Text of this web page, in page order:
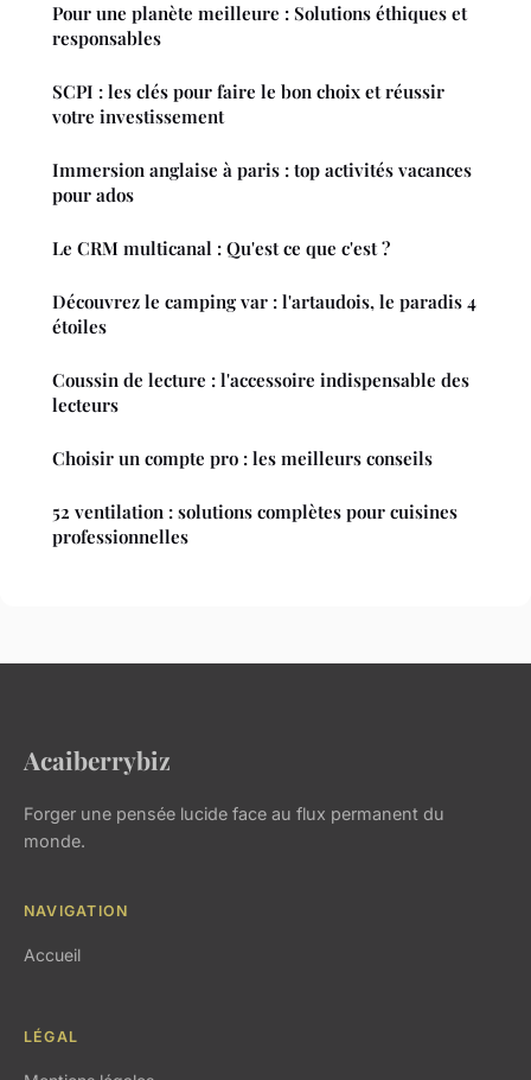
Pour une planète meilleure : Solutions éthiques et
responsables
SCPI : les clés pour faire le bon choix et réussir
votre investissement
Immersion anglaise à paris : top activités vacances
pour ados
Le CRM multicanal : Qu'est ce que c'est ?
Découvrez le camping var : l'artaudois, le paradis 4
étoiles
Coussin de lecture : l'accessoire indispensable des
lecteurs
Choisir un compte pro : les meilleurs conseils
52 ventilation : solutions complètes pour cuisines
professionnelles
Acaiberrybiz
Forger une pensée lucide face au flux permanent du
monde.
NAVIGATION
Accueil
LÉGAL